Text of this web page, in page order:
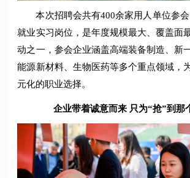
本次招聘会共有400余家用人单位参
就业实习岗位，是年度规模最大、覆盖面
动之一，参会企业涵盖高端装备制造、新
能源新材料、生物医药等多个重点领域，
元化的职业选择。
企业带着诚意而来 只为“抢”到那